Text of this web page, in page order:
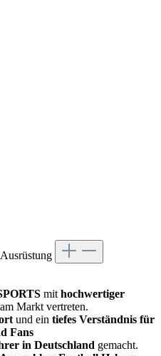
mit hochwertiger
am Markt vertreten.
und ein tiefes Verständnis für
Fans
in Deutschland gemacht.